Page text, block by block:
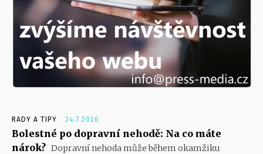
RADY A TIPY 24.7.2026
Bolestné po dopravní nehodě: Na co máte
nárok? Dopravní nehoda může během okamžiku